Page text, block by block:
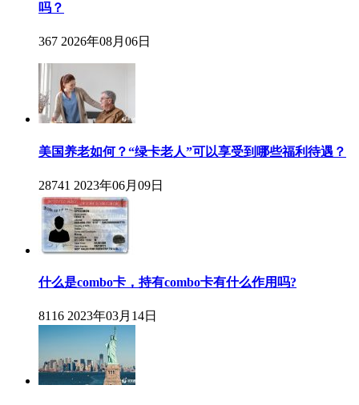
吗？
367 2026年08月06日
美国养老如何？“绿卡老人”可以享受到哪些福利待遇？
28741 2023年06月09日
什么是combo卡，持有combo卡有什么作用吗?
8116 2023年03月14日